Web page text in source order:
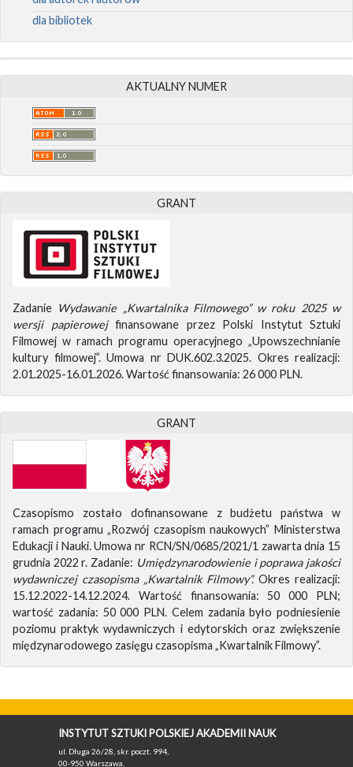
dla bibliotek
AKTUALNY NUMER
GRANT
Zadanie Wydawanie „Kwartalnika Filmowego” w roku 2025 w
wersji papierowejfinansowane przez Polski Instytut Sztuki
Filmowej w ramach programu operacyjnego „Upowszechnianie
kultury filmowej”. Umowa nr DUK.602.3.2025. Okres realizacji:
2.01.2025-16.01.2026. Wartość finansowania: 26 000 PLN.
GRANT
Czasopismo zostało dofinansowane z budżetu państwa w
ramach programu „Rozwój czasopism naukowych” Ministerstwa
Edukacji i Nauki. Umowa nr RCN/SN/0685/2021/1 zawarta dnia 15
grudnia 2022 r. Zadanie: Umiędzynarodowienie i poprawa jakości
wydawniczej czasopisma „Kwartalnik Filmowy”.Okres realizacji:
15.12.2022-14.12.2024. Wartość finansowania: 50 000 PLN;
wartość zadania: 50 000 PLN. Celem zadania było podniesienie
poziomu praktyk wydawniczych i edytorskich oraz zwiększenie
międzynarodowego zasięgu czasopisma „Kwartalnik Filmowy”.
INSTYTUT SZTUKI POLSKIEJ AKADEMII NAUK
ul. Długa 26/28, skr. poczt. 994,
00-950 Warszawa,